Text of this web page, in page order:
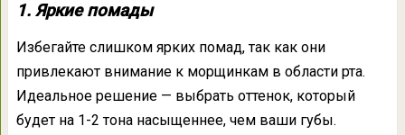
1. Яркие помады
Избегайте слишком ярких помад, так как они
привлекают внимание к морщинкам в области рта.
Идеальное решение — выбрать оттенок, который
будет на 1-2 тона насыщеннее, чем ваши губы.